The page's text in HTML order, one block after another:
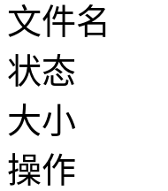
文件名
状态
大小
操作